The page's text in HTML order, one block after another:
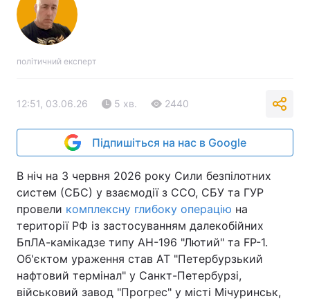
політичний експерт
12:51, 03.06.26 5 хв. 2440
Підпишіться на нас в Google
В ніч на 3 червня 2026 року Сили безпілотних
систем (СБС) у взаємодії з ССО, СБУ та ГУР
провели комплексну глибоку операцію на
території РФ із застосуванням далекобійних
БпЛА-камікадзе типу АН-196 "Лютий" та FP-1.
Об'єктом ураження став АТ "Петербурзький
нафтовий термінал" у Санкт-Петербурзі,
військовий завод "Прогрес" у місті Мічуринськ,